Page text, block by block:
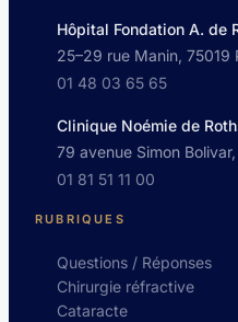
Hôpital Fondation A. de
25–29 rue Manin, 75019
01 48 03 65 65
Clinique Noémie de
79 avenue Simon
01 81 51 11 00
RUBRIQUES
Questions / Réponses
Chirurgie réfractive
Cataracte